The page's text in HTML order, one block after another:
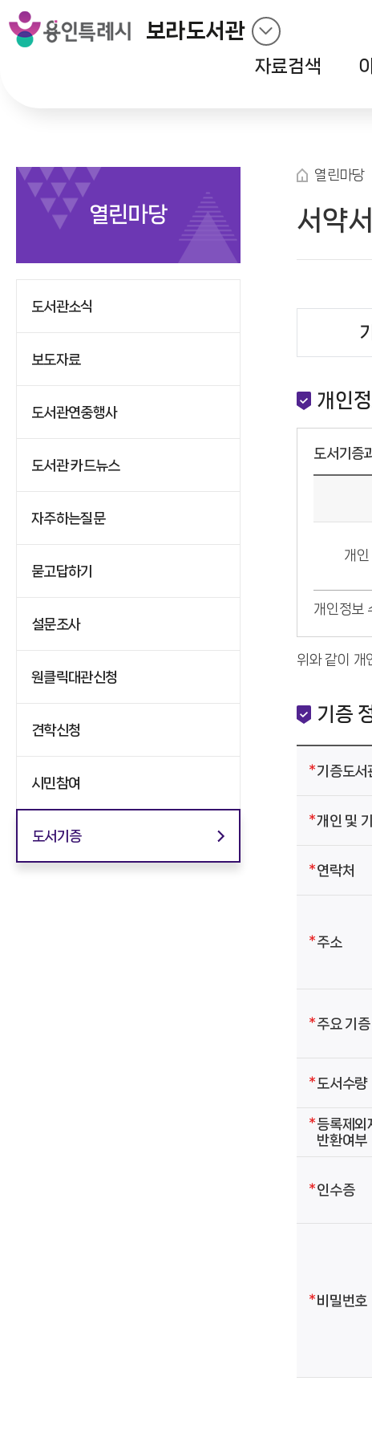
보라도서관
자료검색
열린마당
도서관소식
보도자료
도서관연중행사
도서관 카드뉴스
자주하는질문
묻고답하기
설문조사
원클릭대관신청
견학신청
시민참여
도서기증
열린마당
서약
개인
도서기증
개
개인정보
위와 같이 개
기증
기증도서
개인 및
연락처
주소
주요 기
도서수량
등록제외
반환여부
인수증
비밀번호